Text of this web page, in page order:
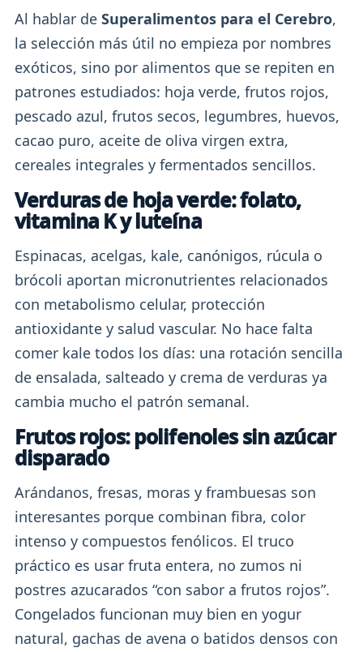
Al hablar de Superalimentos para el Cerebro,
la selección más útil no empieza por nombres
exóticos, sino por alimentos que se repiten en
patrones estudiados: hoja verde, frutos rojos,
pescado azul, frutos secos, legumbres, huevos,
cacao puro, aceite de oliva virgen extra,
cereales integrales y fermentados sencillos.
Verduras de hoja verde: folato,
vitamina K y luteína
Espinacas, acelgas, kale, canónigos, rúcula o
brócoli aportan micronutrientes relacionados
con metabolismo celular, protección
antioxidante y salud vascular. No hace falta
comer kale todos los días: una rotación sencilla
de ensalada, salteado y crema de verduras ya
cambia mucho el patrón semanal.
Frutos rojos: polifenoles sin azúcar
disparado
Arándanos, fresas, moras y frambuesas son
interesantes porque combinan fibra, color
intenso y compuestos fenólicos. El truco
práctico es usar fruta entera, no zumos ni
postres azucarados “con sabor a frutos rojos”.
Congelados funcionan muy bien en yogur
natural, gachas de avena o batidos densos con